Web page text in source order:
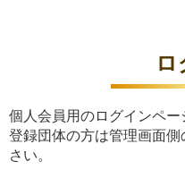
ロ
個人会員用のログインペー
登録団体の方は管理画面
さい。